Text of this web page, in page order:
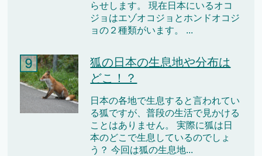
らせします。 現在日本にいるオコ
ジョはエゾオコジョとホンドオコジ
ョの２種類がいます。 ...
狐の日本の生息地や分布は
どこ！？
日本の各地で生息すると言われてい
る狐ですが、普段の生活で見かける
ことはありません。 実際に狐は日
本のどこで生息しているのでしょ
う？ 今回は狐の生息地...